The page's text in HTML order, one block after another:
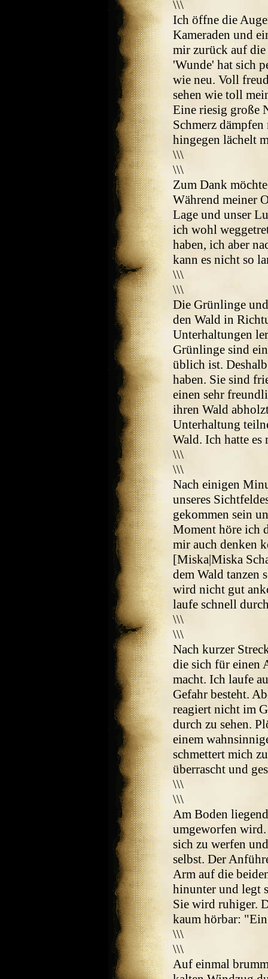
\\\
Ich öffne die
Kameraden und
mir zurück auf die
'Wunde' hat sich
wie neu. Voll
sehen wie toll
Eine riesig große
Schmerz
hingegen lächelt
\\\
\\\
Zum Dank
Während meiner
Lage und unser
ich wohl
haben, ich aber
kann es nicht so
\\\
\\\
Die Grünlinge
den Wald in
Unterhaltungen
Grünlinge sind
üblich ist.
haben. Sie sind
einen sehr
ihren Wald
Unterhaltung
Wald. Ich hatte
\\\
\\\
Nach einigen
unseres
gekommen sein
Moment höre ich
mir auch denken
[Miska|Miska
dem Wald tanzen
wird nicht gut
laufe schnell
\\\
\\\
Nach kurzer
die sich für einen
macht. Ich laufe
Gefahr besteht.
reagiert nicht im
durch zu sehen.
einem
schmettert mich
überrascht und
\\\
\\\
Am Boden
umgeworfen
sich zu werfen
selbst. Der
Arm auf die
hinunter und legt
Sie wird ruhiger.
kaum hörbar:
\\\
\\\
Auf einmal